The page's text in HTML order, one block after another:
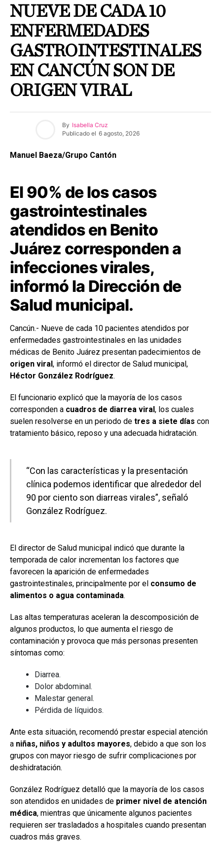
NUEVE DE CADA 10
ENFERMEDADES
GASTROINTESTINALES
EN CANCÚN SON DE
ORIGEN VIRAL
By Isabella Cruz
Publicado el 6 agosto, 2026
Manuel Baeza/Grupo Cantón
El 90% de los casos
gastrointestinales
atendidos en Benito
Juárez corresponden a
infecciones virales,
informó la Dirección de
Salud municipal.
Cancún.- Nueve de cada 10 pacientes atendidos por
enfermedades gastrointestinales en las unidades
médicas de Benito Juárez presentan padecimientos de
origen viral, informó el director de Salud municipal,
Héctor González Rodríguez.
El funcionario explicó que la mayoría de los casos
corresponden a cuadros de diarrea viral, los cuales
suelen resolverse en un periodo de tres a siete días con
tratamiento básico, reposo y una adecuada hidratación.
“Con las características y la presentación
clínica podemos identificar que alrededor del
90 por ciento son diarreas virales”, señaló
González Rodríguez.
El director de Salud municipal indicó que durante la
temporada de calor incrementan los factores que
favorecen la aparición de enfermedades
gastrointestinales, principalmente por el consumo de
alimentos o agua contaminada.
Las altas temperaturas aceleran la descomposición de
algunos productos, lo que aumenta el riesgo de
contaminación y provoca que más personas presenten
síntomas como:
Diarrea.
Dolor abdominal.
Malestar general.
Pérdida de líquidos.
Ante esta situación, recomendó prestar especial atención
a niñas, niños y adultos mayores, debido a que son los
grupos con mayor riesgo de sufrir complicaciones por
deshidratación.
González Rodríguez detalló que la mayoría de los casos
son atendidos en unidades de primer nivel de atención
médica, mientras que únicamente algunos pacientes
requieren ser trasladados a hospitales cuando presentan
cuadros más graves.